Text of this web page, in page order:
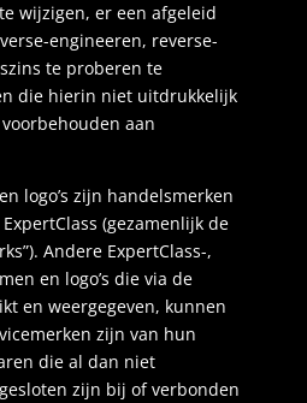
wijzigen, er een afgeleid
engineeren, reverse-
te proberen te
die hierin niet uitdrukkelijk
aan
logo’s zijn handelsmerken
(gezamenlijk de
Andere ExpertClass-,
en logo’s die via de
en weergegeven, kunnen
zijn van hun
die al dan niet
zijn bij of verbonden